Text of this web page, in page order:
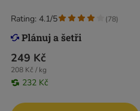
249 Kč
208 Kč / kg
232 Kč
Rating: 4.1/5 (78)